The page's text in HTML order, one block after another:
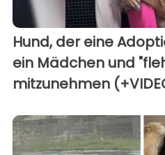
Hund, der eine
ein Mädchen und
mitzunehmen